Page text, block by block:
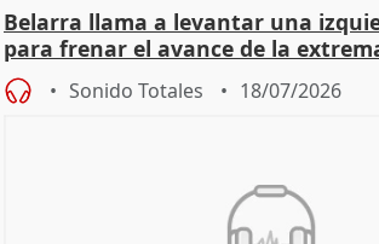
Belarra llama a levantar una
para frenar el avance de la
Sonido Totales 18/07/2026